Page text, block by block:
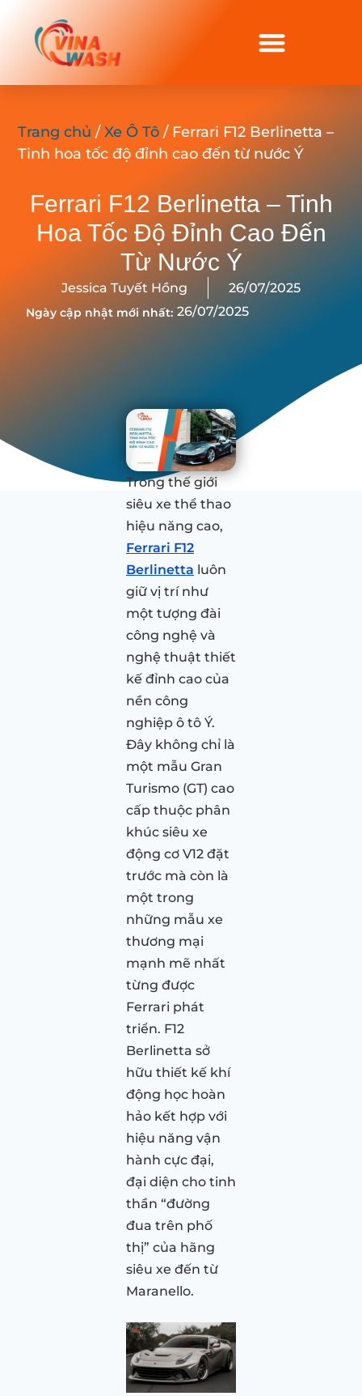
Trang chủ /Xe Ô Tô / Ferrari F12 Berlinetta –
Tinh hoa tốc độ đỉnh cao đến từ nước Ý
Ferrari F12 Berlinetta – Tinh
Hoa Tốc Độ Đỉnh Cao Đến
Từ Nước Ý
Jessica Tuyết Hồng 26/07/2025
Ngày cập nhật mới nhất: 26/07/2025
Trong thế giới
siêu xe thể thao
hiệu năng cao,
Ferrari F12
Berlinetta luôn
giữ vị trí như
một tượng đài
công nghệ và
nghệ thuật thiết
kế đỉnh cao của
nền công
nghiệp ô tô Ý.
Đây không chỉ là
một mẫu Gran
Turismo (GT) cao
cấp thuộc phân
khúc siêu xe
động cơ V12 đặt
trước mà còn là
một trong
những mẫu xe
thương mại
mạnh mẽ nhất
từng được
Ferrari phát
triển. F12
Berlinetta sở
hữu thiết kế khí
động học hoàn
hảo kết hợp với
hiệu năng vận
hành cực đại,
đại diện cho tinh
thần “đường
đua trên phố
thị” của hãng
siêu xe đến từ
Maranello.